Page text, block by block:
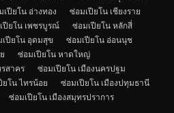
เปียโน อ่างทอง
ซ่อมเปียโน เชียงราย
ปียโน เพชรบูรณ์
ซ่อมเปียโน หลักสี่
ปียโน อุดมสุข
ซ่อมเปียโน อ่อนนุช
ซ่อมเปียโน หาดใหญ่
สาคร
ซ่อมเปียโน เมืองนครปฐม
ยโน ไทรน้อย
ซ่อมเปียโน เมืองปทุมธานี
ซ่อมเปียโน เมืองสมุทรปราการ